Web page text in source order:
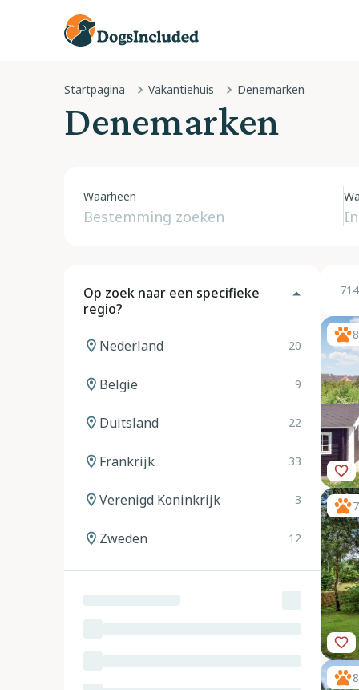
Startpagina Vakantiehuis Denemarken
Denemarken
Waarheen
Op zoek naar een specifieke
regio?
Nederland 20
België 9
Duitsland 22
Frankrijk 33
Verenigd Koninkrijk 3
Zweden 12
Noorwegen 12